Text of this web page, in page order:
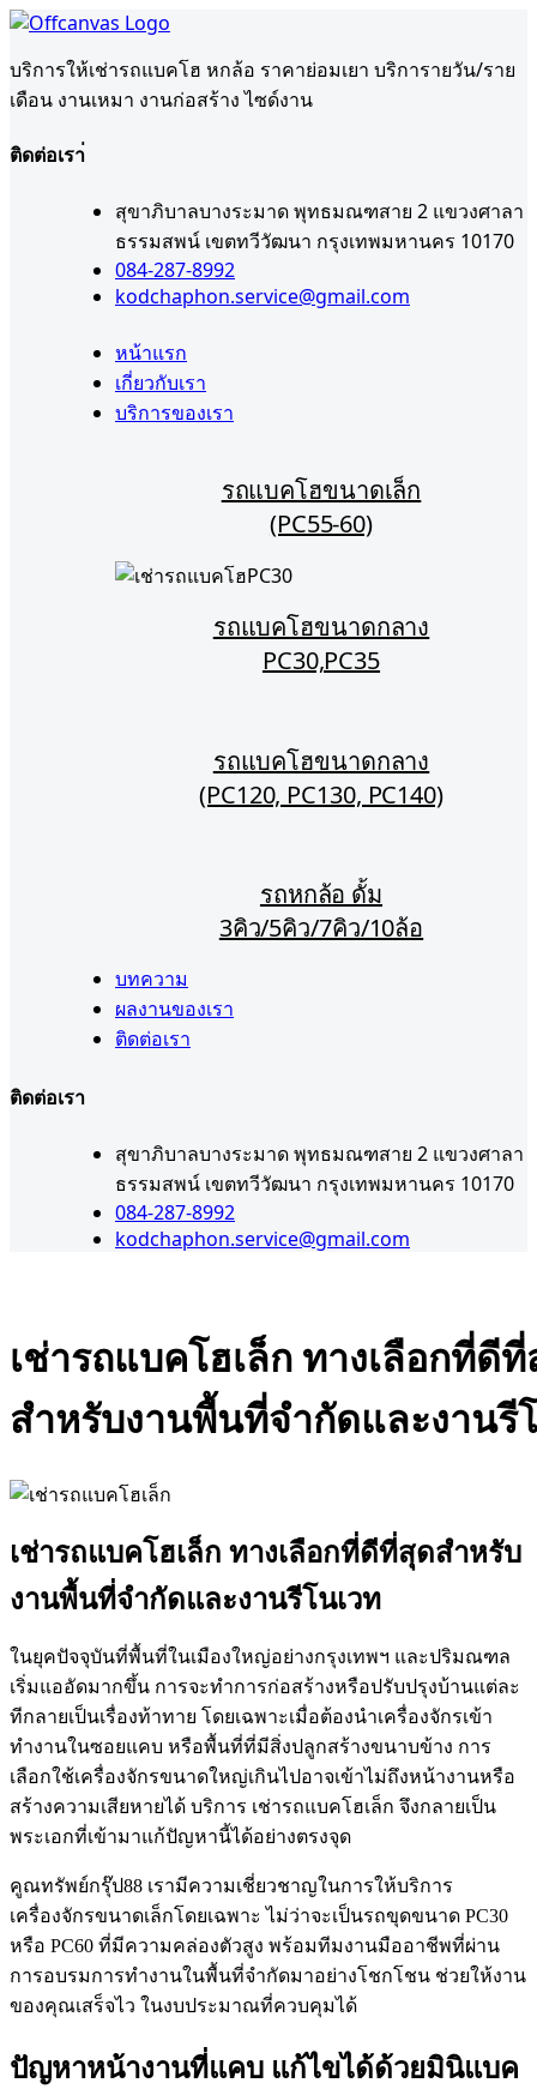
บริการให้เช่ารถแบคโฮ หกล้อ ราคาย่อมเยา บริการายวัน/ราย
เดือน งานเหมา งานก่อสร้าง ไซด์งาน
ติดต่อเรา่
สุขาภิบาลบางระมาด พุทธมณฑสาย 2 แขวงศาลา
ธรรมสพน์ เขตทวีวัฒนา กรุงเทพมหานคร 10170
084-287-8992
kodchaphon.service@gmail.com
หน้าแรก
เกี่ยวกับเรา
บริการของเรา
รถแบคโฮขนาดเล็ก
(PC55-60)
รถแบคโฮขนาดกลาง
PC30,PC35
รถแบคโฮขนาดกลาง
(PC120, PC130, PC140)
รถหกล้อ ดั้ม
3คิว/5คิว/7คิว/10ล้อ
บทความ
ผลงานของเรา
ติดต่อเรา
ติดต่อเรา
สุขาภิบาลบางระมาด พุทธมณฑสาย 2 แขวงศาลา
ธรรมสพน์ เขตทวีวัฒนา กรุงเทพมหานคร 10170
084-287-8992
kodchaphon.service@gmail.com
เช่ารถแบคโฮเล็ก ทางเลือกที่ดี
สำหรับงานพื้นที่จำกัดและงานรี
เช่ารถแบคโฮเล็ก ทางเลือกที่ดีที่สุดสำหรับ
งานพื้นที่จำกัดและงานรีโนเวท
ในยุคปัจจุบันที่พื้นที่ในเมืองใหญ่อย่างกรุงเทพฯ และปริมณฑล
เริ่มแออัดมากขึ้น การจะทำการก่อสร้างหรือปรับปรุงบ้านแต่ละ
ทีกลายเป็นเรื่องท้าทาย โดยเฉพาะเมื่อต้องนำเครื่องจักรเข้า
ทำงานในซอยแคบ หรือพื้นที่ที่มีสิ่งปลูกสร้างขนาบข้าง การ
เลือกใช้เครื่องจักรขนาดใหญ่เกินไปอาจเข้าไม่ถึงหน้างานหรือ
สร้างความเสียหายได้ บริการ เช่ารถแบคโฮเล็ก จึงกลายเป็น
พระเอกที่เข้ามาแก้ปัญหานี้ได้อย่างตรงจุด
คูณทรัพย์กรุ๊ป88 เรามีความเชี่ยวชาญในการให้บริการ
เครื่องจักรขนาดเล็กโดยเฉพาะ ไม่ว่าจะเป็นรถขุดขนาด PC30
หรือ PC60 ที่มีความคล่องตัวสูง พร้อมทีมงานมืออาชีพที่ผ่าน
การอบรมการทำงานในพื้นที่จำกัดมาอย่างโชกโชน ช่วยให้งาน
ของคุณเสร็จไว ในงบประมาณที่ควบคุมได้
ปัญหาหน้างานที่แคบ แก้ไขได้ด้วยมินิแบค